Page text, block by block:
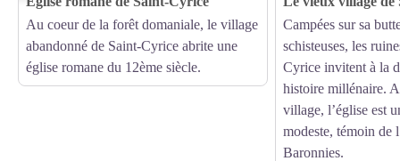
Au coeur de la forêt domaniale, le village
abandonné de Saint-Cyrice abrite une
église romane du 12ème siècle.
Campées sur sa
schisteuses, les
Cyrice invitent à la
histoire millénaire.
village, l’église est
modeste, témoin de
Baronnies.